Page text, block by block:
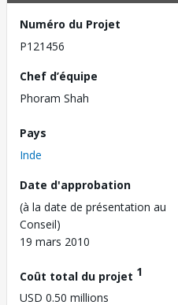
Numéro du Projet
P121456
Chef d’équipe
Phoram Shah
Pays
Inde
Date d'approbation
(à la date de présentation au
Conseil)
19 mars 2010
Coût total du projet 1
USD 0.50 millions